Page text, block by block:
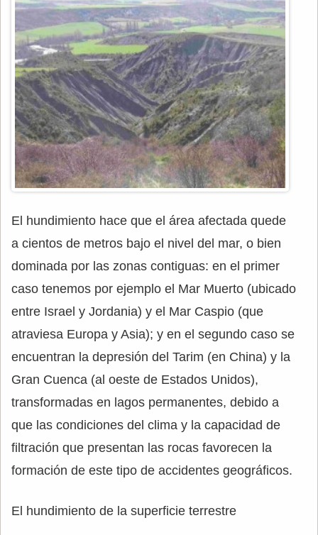
El hundimiento hace que el área afectada quede
a cientos de metros bajo el nivel del mar, o bien
dominada por las zonas contiguas: en el primer
caso tenemos por ejemplo el Mar Muerto (ubicado
entre Israel y Jordania) y el Mar Caspio (que
atraviesa Europa y Asia); y en el segundo caso se
encuentran la depresión del Tarim (en China) y la
Gran Cuenca (al oeste de Estados Unidos),
transformadas en lagos permanentes, debido a
que las condiciones del clima y la capacidad de
filtración que presentan las rocas favorecen la
formación de este tipo de accidentes geográficos.
El hundimiento de la superficie terrestre